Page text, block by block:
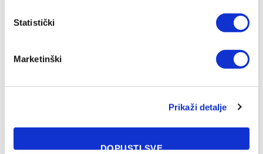
Statistički
Marketinški
Prikaži detalje
DOPUSTI SVE